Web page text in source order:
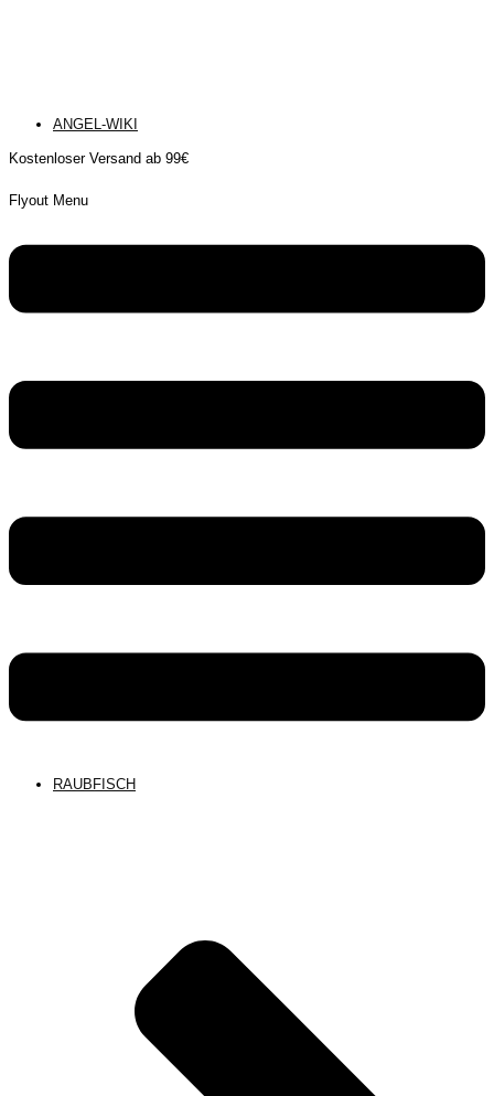
ANGEL-WIKI
Kostenloser Versand ab 99€
Flyout Menu
RAUBFISCH